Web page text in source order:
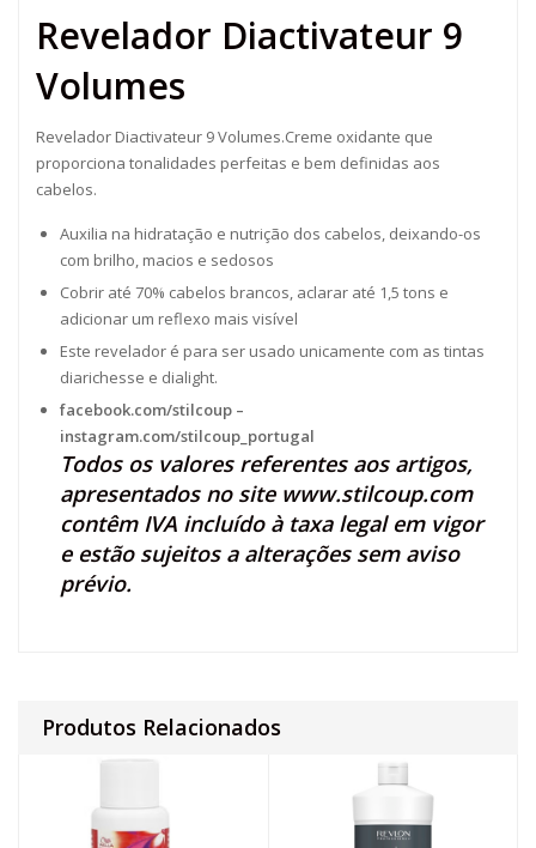
Revelador Diactivateur 9
Volumes
Revelador Diactivateur 9 Volumes.Creme oxidante que
proporciona tonalidades perfeitas e bem definidas aos
cabelos.
Auxilia na hidratação e nutrição dos cabelos, deixando-os
com brilho, macios e sedosos
Cobrir até 70% cabelos brancos, aclarar até 1,5 tons e
adicionar um reflexo mais visível
Este revelador é para ser usado unicamente com as tintas
diarichesse e dialight.
facebook.com/stilcoup –
instagram.com/stilcoup_portugal
Todos os valores referentes aos artigos,
apresentados no site www.stilcoup.com
contêm IVA incluído à taxa legal em vigor
e estão sujeitos a alterações sem aviso
prévio.
Produtos Relacionados